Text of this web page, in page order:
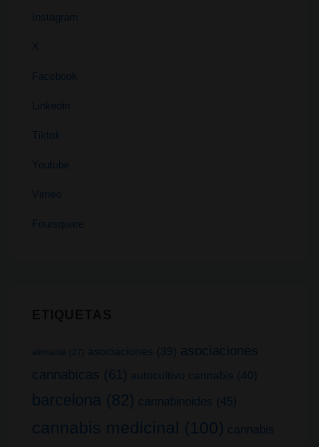
Instagram
X
Facebook
Linkedin
Tiktok
Youtube
Vimeo
Foursquare
alemania (27) asociaciones (39)
asociaciones
cannabicas (61) autocultivo cannabis (40)
barcelona (82) cannabinoides (45)
cannabis medicinal (100) cannabis